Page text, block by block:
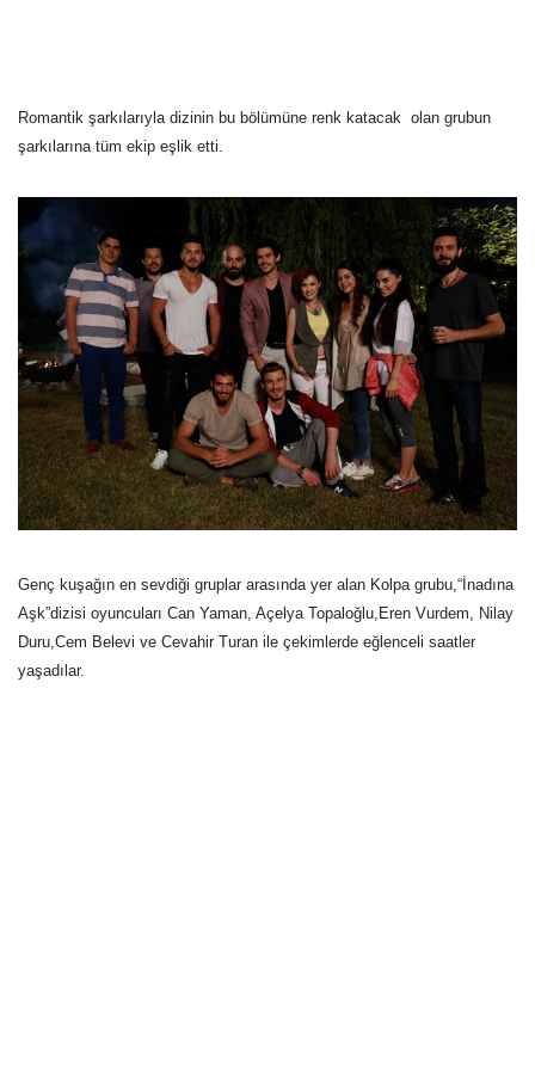
Romantik şarkılarıyla dizinin bu bölümüne renk katacak olan grubun
şarkılarına tüm ekip eşlik etti.
Genç kuşağın en sevdiği gruplar arasında yer alan Kolpa grubu,“İnadına
Aşk”dizisi oyuncuları Can Yaman, Açelya Topaloğlu,Eren Vurdem, Nilay
Duru,Cem Belevi ve Cevahir Turan ile çekimlerde eğlenceli saatler
yaşadılar.